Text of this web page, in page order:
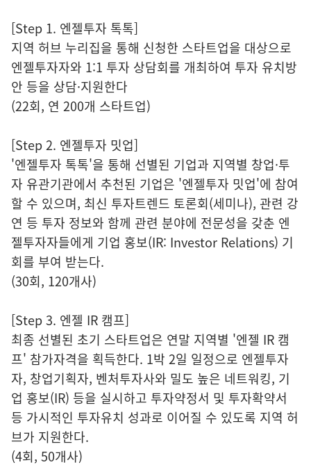
[Step 1. 엔젤투자 톡톡]
지역 허브 누리집을 통해 신청한 스타트업을 대상으로
엔젤투자자와 1:1 투자 상담회를 개최하여 투자 유치방
안 등을 상담·지원한다
(22회, 연 200개 스타트업)
[Step 2. 엔젤투자 밋업]
'엔젤투자 톡톡'을 통해 선별된 기업과 지역별 창업·투
자 유관기관에서 추천된 기업은 '엔젤투자 밋업'에 참여
할 수 있으며, 최신 투자트렌드 토론회(세미나), 관련 강
연 등 투자 정보와 함께 관련 분야에 전문성을 갖춘 엔
젤투자자들에게 기업 홍보(IR: Investor Relations) 기
회를 부여 받는다.
(30회, 120개사)
[Step 3. 엔젤 IR 캠프]
최종 선별된 초기 스타트업은 연말 지역별 '엔젤 IR 캠
프' 참가자격을 획득한다. 1박 2일 일정으로 엔젤투자
자, 창업기획자, 벤처투자사와 밀도 높은 네트워킹, 기
업 홍보(IR) 등을 실시하고 투자약정서 및 투자확약서
등 가시적인 투자유치 성과로 이어질 수 있도록 지역 허
브가 지원한다.
(4회, 50개사)